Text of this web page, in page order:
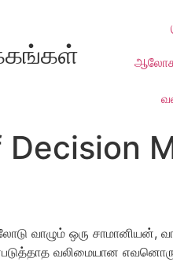
வாழும் ஒரு சாமானியன்,
வலிமையான